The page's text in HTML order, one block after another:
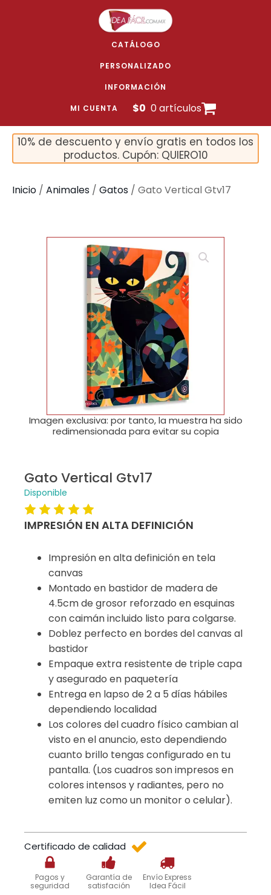
CATÁLOGO
PERSONALIZADO
INFORMACIÓN
MI CUENTA $0 0 artículos
10% de descuento y envío gratis en todos los
productos. Cupón: QUIERO10
Inicio / Animales / Gatos / Gato Vertical Gtv17
🔍
Imagen exclusiva: por tanto, la muestra ha sido
redimensionada para evitar su copia
Gato Vertical Gtv17
Disponible
IMPRESIÓN EN ALTA DEFINICIÓN
Impresión en alta definición en tela
canvas
Montado en bastidor de madera de
4.5cm de grosor reforzado en esquinas
con caimán incluido listo para colgarse.
Doblez perfecto en bordes del canvas al
bastidor
Empaque extra resistente de triple capa
y asegurado en paquetería
Entrega en lapso de 2 a 5 días hábiles
dependiendo localidad
Los colores del cuadro físico cambian al
visto en el anuncio, esto dependiendo
cuanto brillo tengas configurado en tu
pantalla. (Los cuadros son impresos en
colores intensos y radiantes, pero no
emiten luz como un monitor o celular).
Certificado de calidad
Pagos y
seguridad
Garantía de
satisfación
Envío Express
Idea Fácil